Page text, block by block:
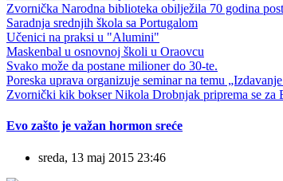
Zvornička Narodna biblioteka obilježila 70 godina
Saradnja srednjih škola sa Portugalom
Učenici na praksi u "Alumini"
Maskenbal u osnovnoj školi u Oraovcu
Svako može da postane milioner do 30-te.
Poreska uprava organizuje seminar na temu
Zvornički kik bokser Nikola Drobnjak priprema se za
Evo zašto je važan hormon sreće
sreda, 13 maj 2015 23:46